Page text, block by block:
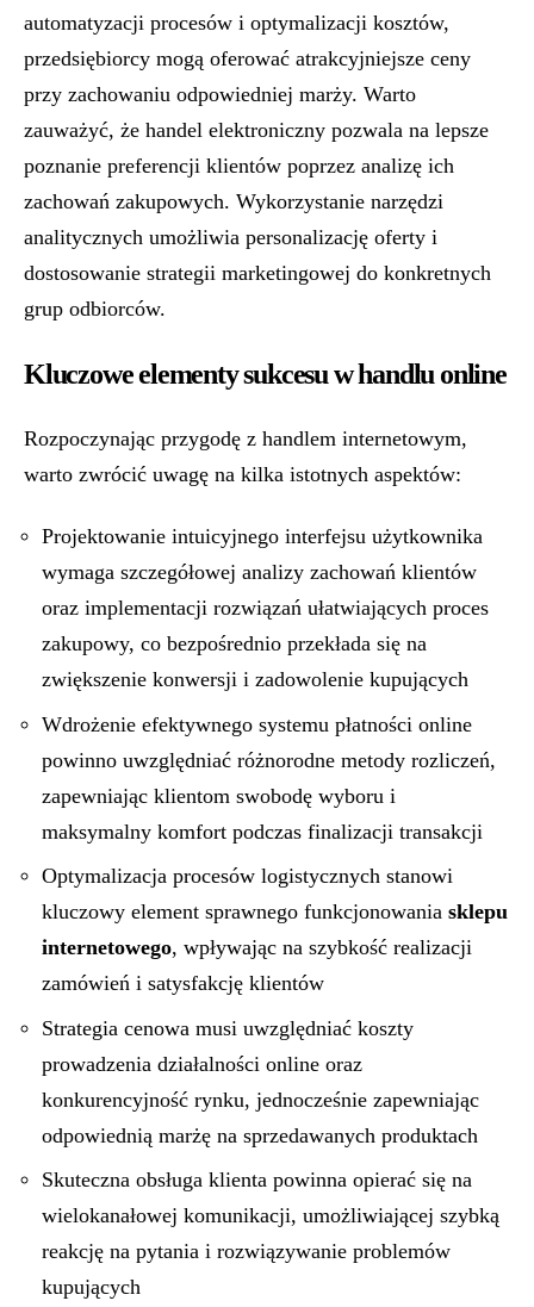
automatyzacji procesów i optymalizacji kosztów,
przedsiębiorcy mogą oferować atrakcyjniejsze ceny
przy zachowaniu odpowiedniej marży. Warto
zauważyć, że handel elektroniczny pozwala na lepsze
poznanie preferencji klientów poprzez analizę ich
zachowań zakupowych. Wykorzystanie narzędzi
analitycznych umożliwia personalizację oferty i
dostosowanie strategii marketingowej do konkretnych
grup odbiorców.
Kluczowe elementy sukcesu w handlu online
Rozpoczynając przygodę z handlem internetowym,
warto zwrócić uwagę na kilka istotnych aspektów:
Projektowanie intuicyjnego interfejsu użytkownika
wymaga szczegółowej analizy zachowań klientów
oraz implementacji rozwiązań ułatwiających proces
zakupowy, co bezpośrednio przekłada się na
zwiększenie konwersji i zadowolenie kupujących
Wdrożenie efektywnego systemu płatności online
powinno uwzględniać różnorodne metody rozliczeń,
zapewniając klientom swobodę wyboru i
maksymalny komfort podczas finalizacji transakcji
Optymalizacja procesów logistycznych stanowi
kluczowy element sprawnego funkcjonowania sklepu
internetowego, wpływając na szybkość realizacji
zamówień i satysfakcję klientów
Strategia cenowa musi uwzględniać koszty
prowadzenia działalności online oraz
konkurencyjność rynku, jednocześnie zapewniając
odpowiednią marżę na sprzedawanych produktach
Skuteczna obsługa klienta powinna opierać się na
wielokanałowej komunikacji, umożliwiającej szybką
reakcję na pytania i rozwiązywanie problemów
kupujących